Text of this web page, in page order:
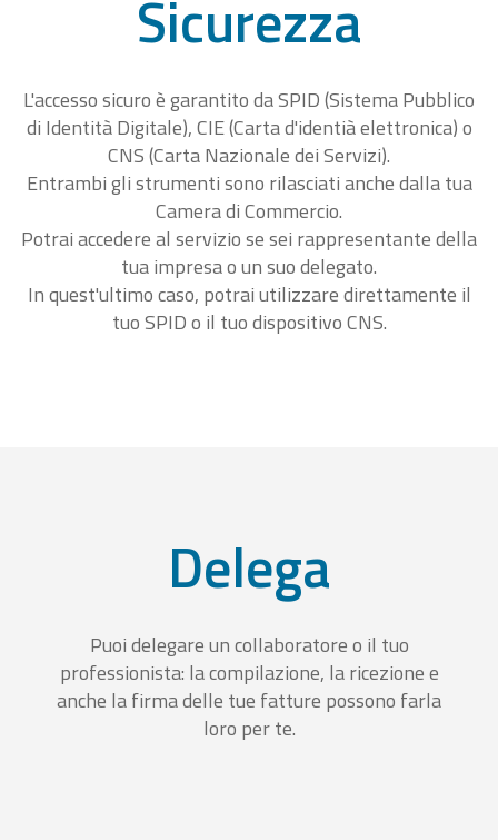
Sicurezza
L'accesso sicuro è garantito da SPID (Sistema Pubblico
di Identità Digitale), CIE (Carta d'identià elettronica) o
CNS (Carta Nazionale dei Servizi).
Entrambi gli strumenti sono rilasciati anche dalla tua
Camera di Commercio.
Potrai accedere al servizio se sei rappresentante della
tua impresa o un suo delegato.
In quest'ultimo caso, potrai utilizzare direttamente il
tuo SPID o il tuo dispositivo CNS.
Delega
Puoi delegare un collaboratore o il tuo
professionista: la compilazione, la ricezione e
anche la firma delle tue fatture possono farla
loro per te.